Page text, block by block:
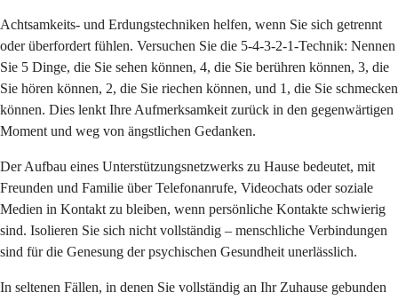
Achtsamkeits- und Erdungstechniken helfen, wenn Sie sich getrennt
oder überfordert fühlen. Versuchen Sie die 5-4-3-2-1-Technik: Nennen
Sie 5 Dinge, die Sie sehen können, 4, die Sie berühren können, 3, die
Sie hören können, 2, die Sie riechen können, und 1, die Sie schmecken
können. Dies lenkt Ihre Aufmerksamkeit zurück in den gegenwärtigen
Moment und weg von ängstlichen Gedanken.
Der Aufbau eines Unterstützungsnetzwerks zu Hause bedeutet, mit
Freunden und Familie über Telefonanrufe, Videochats oder soziale
Medien in Kontakt zu bleiben, wenn persönliche Kontakte schwierig
sind. Isolieren Sie sich nicht vollständig – menschliche Verbindungen
sind für die Genesung der psychischen Gesundheit unerlässlich.
In seltenen Fällen, in denen Sie vollständig an Ihr Zuhause gebunden